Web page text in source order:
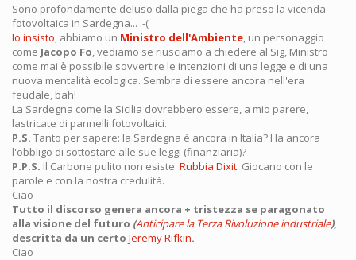
Sono profondamente deluso dalla piega che ha preso la vicenda
fotovoltaica in Sardegna... :-(
Io insisto , abbiamo un Ministro dell'Ambiente , un personaggio
come Jacopo Fo , vediamo se riusciamo a chiedere al Sig, Ministro
come mai è possibile sovvertire le intenzioni di una legge e di una
nuova mentalità ecologica. Sembra di essere ancora nell'era
feudale, bah!
La Sardegna come la Sicilia dovrebbero essere, a mio parere,
lastricate di pannelli fotovoltaici.
P.S. Tanto per sapere: la Sardegna è ancora in Italia? Ha ancora
l'obbligo di sottostare alle sue leggi (finanziaria)?
P.P.S. Il Carbone pulito non esiste. Rubbia Dixit. Giocano con le
parole e con la nostra credulità.
Ciao
Tutto il discorso genera ancora + tristezza se paragonato
alla visione del futuro (Anticipare la Terza Rivoluzione industriale),
descritta da un certo Jeremy Rifkin.
Ciao